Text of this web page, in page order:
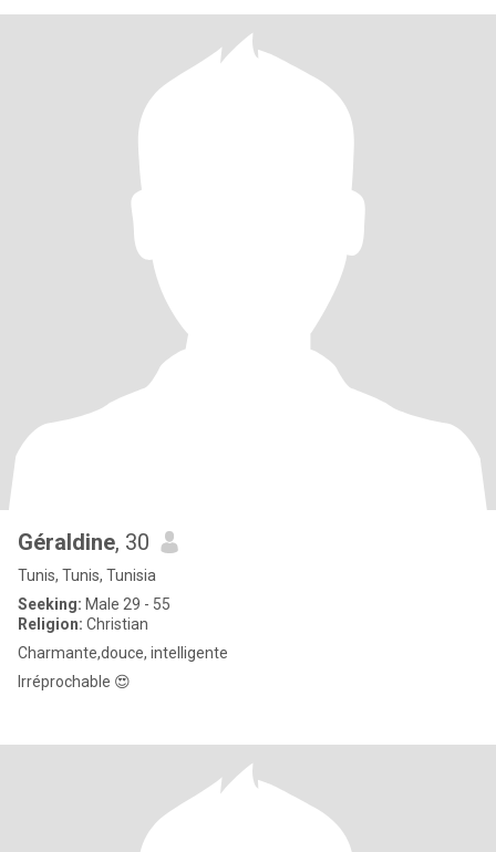
Géraldine, 30
Tunis, Tunis, Tunisia
Seeking: Male 29 - 55
Religion: Christian
Charmante,douce, intelligente
Irréprochable 😍